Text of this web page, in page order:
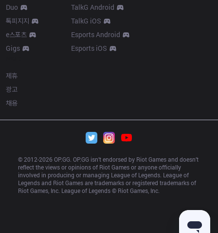
Duo
톡피지지
e스포츠
Gigs
TalkG Android
TalkG iOS
Esports Android
Esports iOS
제휴
광고
채용
© 2012-2026 OP.GG. OP.GG isn’t endorsed by Riot Games and doesn’t
reflect the views or opinions of Riot Games or anyone officially
involved in producing or managing League of Legends. League of
Legends and Riot Games are trademarks or registered trademarks of
Riot Games, Inc. League of Legends © Riot Games, Inc.